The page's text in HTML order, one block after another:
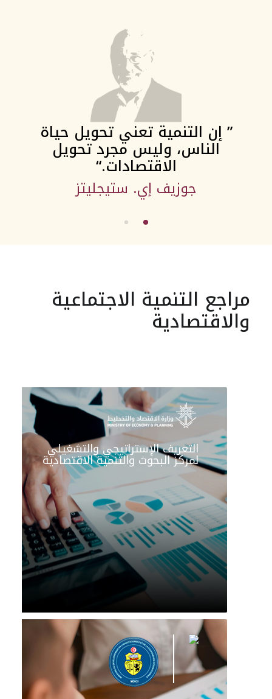
” إن التنمية تعني تحويل حياة
الناس، وليس مجرد تحويل
الاقتصادات.“
جوزيف إي. ستيجليتز
مراجع التنمية الاجتماعية
والاقتصادية
التعريف الإستراتيجي والتشغيلي
لمركز البحوث والتنمية الاقتصادية